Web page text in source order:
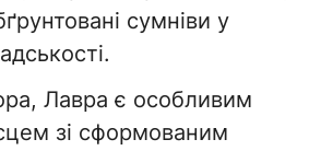
сумніви у
Лавра є особливим
зі сформованим